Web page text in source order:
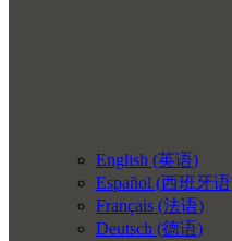
English (英语)
Español (西班牙语
Français (法语)
Deutsch (德语)